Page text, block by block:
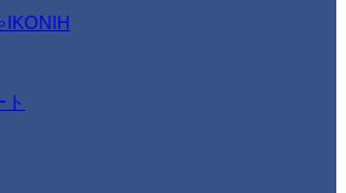
IKONIH